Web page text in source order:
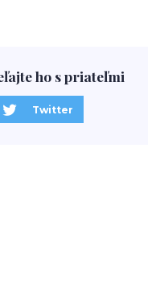
ho s priateľmi
Twitter